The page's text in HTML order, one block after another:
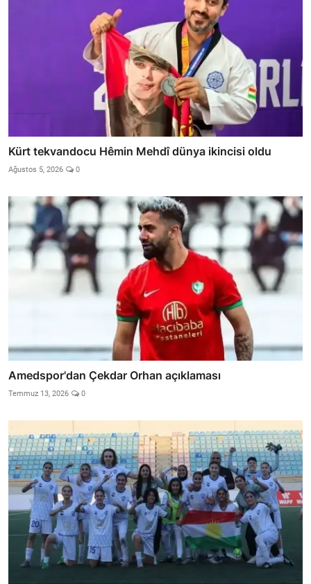
Kürt tekvandocu Hêmin Mehdî dünya ikincisi oldu
Ağustos 5, 2026 0
Amedspor'dan Çekdar Orhan açıklaması
Temmuz 13, 2026 0